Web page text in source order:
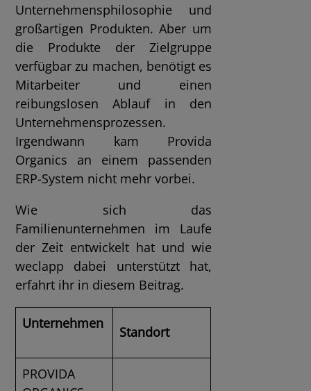
Unternehmensphilosophie und
großartigen Produkten. Aber um
die Produkte der Zielgruppe
verfügbar zu machen, benötigt es
Mitarbeiter und einen
reibungslosen Ablauf in den
Unternehmensprozessen.
Irgendwann kam Provida
Organics an einem passenden
ERP-System nicht mehr vorbei.
Wie sich das
Familienunternehmen im Laufe
der Zeit entwickelt hat und wie
weclapp dabei unterstützt hat,
erfahrt ihr in diesem Beitrag.
Unternehmen
Standort
PROVIDA